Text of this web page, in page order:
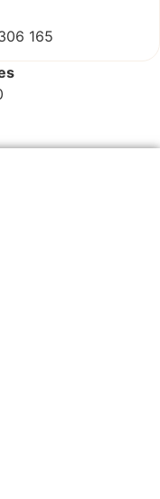
165